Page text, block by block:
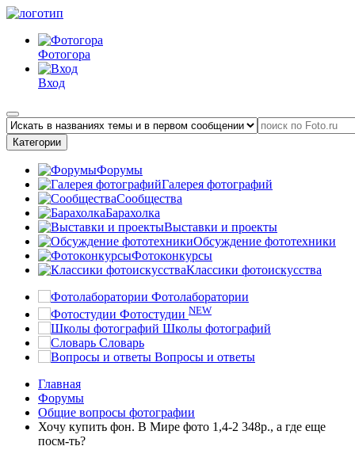
Фотогора
Вход
Категории
Форумы
Галерея фотографий
Сообщества
Барахолка
Выставки и проекты
Обсуждение фототехники
Фотоконкурсы
Классики фотоискусства
Фотолаборатории
Фотостудии NEW
Школы фотографий
Словарь
Вопросы и ответы
Главная
Форумы
Общие вопросы фотографии
Хочу купить фон. В Мире фото 1,4-2 348р., а где еще
посм-ть?